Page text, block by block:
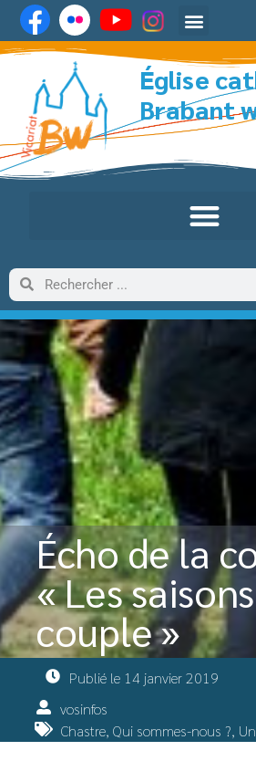
Église
Brabant
Écho de la
« Les
couple »
Publié le 14 janvier 2019
vosinfos
Chastre, Qui sommes-nous ?,